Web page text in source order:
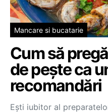
Mancare si bucatarie
Cum să
de pește ca
recomandări
Ești iubitor al